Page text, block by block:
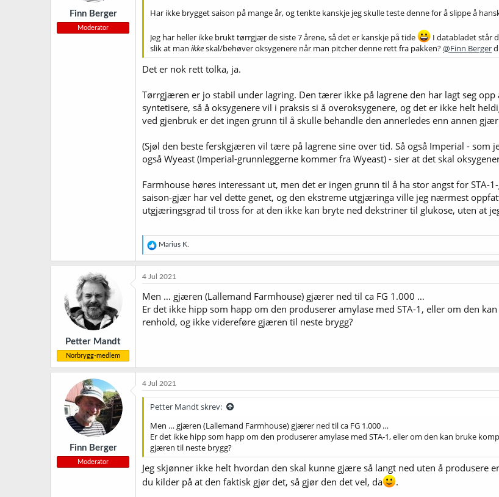
Finn Berger
Moderator
Har ikke brygget saison på mange år, og tenkte kanskje jeg skulle teste denne for å slippe å
Jeg har heller ikke brukt tørrgjær de siste 7 årene, så det er kanskje på tide
I databladet står
slik at man ikkeskal/behøver oksygenere når man pitcher denne rett fra pakken?@Finn Berger
Det er nok rett tolka, ja.
Tørrgjæren er jo stabil under lagring. Den tærer ikke på lagrene den har lagt seg
syntetisere, så å oksygenere vil i praksis si å overoksygenere, og det er ikke helt
ved gjenbruk er det ingen grunn til å skulle behandle den annerledes enn annen
(Sjøl den beste ferskgjæren vil tære på lagrene sine over tid. Så også Imperial - som
også Wyeast (Imperial-grunnleggerne kommer fra Wyeast) - sier at det skal
Farmhouse høres interessant ut, men det er ingen grunn til å ha stor angst for
saison-gjær har vel dette genet, og den ekstreme utgjæringa ville jeg nærmest
utgjæringsgrad til tross for at den ikke kan bryte ned dekstriner til glukose, uten at
R
e
a
k
n
e
Marius K.
Petter Mandt
Norbrygg-medlem
4 Jul 2021
Men … gjæren (Lallemand Farmhouse) gjærer ned til ca FG 1.000 …
Er det ikke hipp som happ om den produserer amylase med STA-1, eller om den
renhold, og ikke videreføre gjæren til neste brygg?
Finn Berger
Moderator
4 Jul 2021
Petter Mandt skrev:
Men … gjæren (Lallemand Farmhouse) gjærer ned til ca FG 1.000 …
Er det ikke hipp som happ om den produserer amylase med STA-1, eller om den kan bruke
gjæren til neste brygg?
Jeg skjønner ikke helt hvordan den skal kunne gjære så langt ned uten å
du kilder på at den faktisk gjør det, så gjør den det vel, da
.